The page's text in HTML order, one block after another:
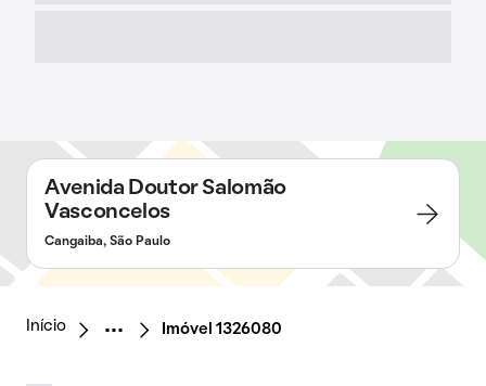
Avenida Doutor Salomão
Vasconcelos
Cangaiba, São Paulo
Início Imóvel 1326080